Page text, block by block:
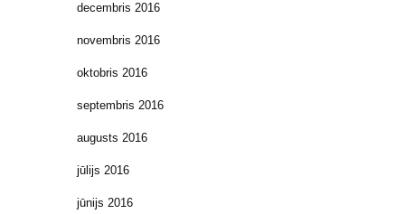
decembris 2016
novembris 2016
oktobris 2016
septembris 2016
augusts 2016
jūlijs 2016
jūnijs 2016